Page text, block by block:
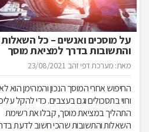
על מוסכים ואנשים – כל השאלות
והתשובות בדרך למציאת מוסך
מאת: מערכת דפי זהב 23/08/2021
החיפוש אחרי המוסך הנכון והמהימן הוא
ורווי בתסכולים וגם בעצבים. כדי להקל
התהליך במציאת מוסך, קבלו את רשימת
השאלות והתשובות שהכי חשוב לדעת